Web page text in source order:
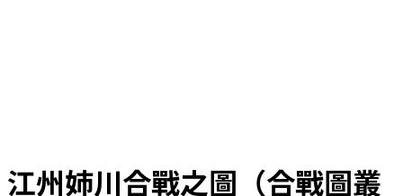
江州姉川合戰之圖（合戰圖叢